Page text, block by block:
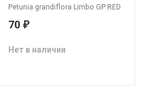
Petunia grandiflora Limbo GP RED
70 ₽
Нет в наличии